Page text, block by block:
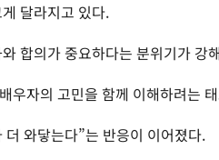
달라지고 있다.
합의가 중요하다는 분위기가 강
우자의 고민을 함께 이해하려는
와닿는다”는 반응이 이어졌다.